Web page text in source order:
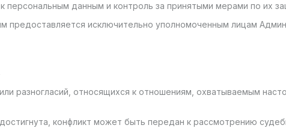
персональным данным и контроль за принятыми мерами по их
предоставляется исключительно уполномоченным лицам
или разногласий, относящихся к отношениям, охватываемым
конфликт может быть передан к рассмотрению